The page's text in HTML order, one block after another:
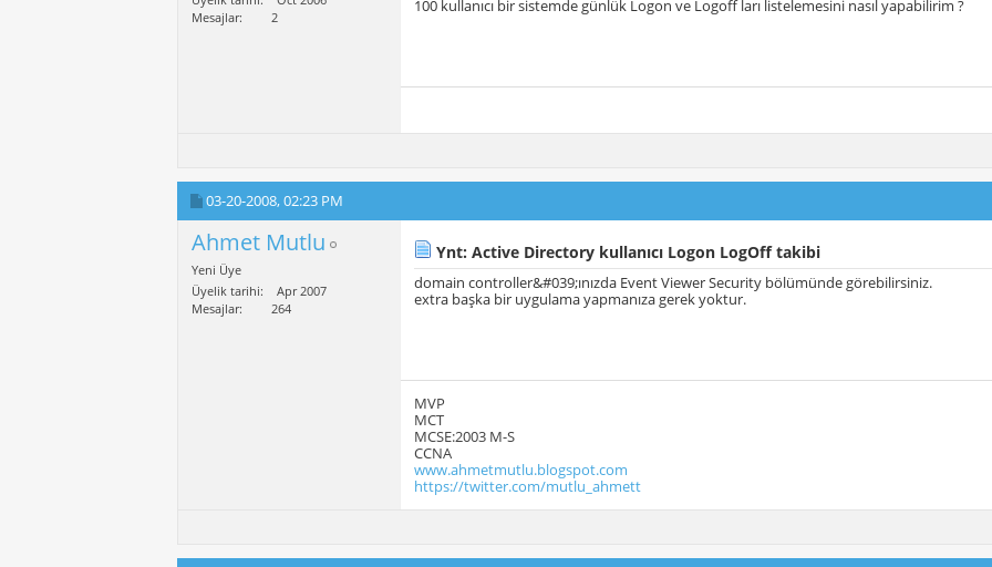
Mesajlar
2
100 kullanıcı bir sistemde günlük Logon ve Logoff ları listelemesini nasıl yapabilirim ?
03-20-2008,02:23 PM
Ahmet Mutlu
Yeni Üye
Üyelik tarihi
Apr 2007
Mesajlar
264
Ynt: Active Directory kullanıcı Logon LogOff takibi
domain controller&#039;ınızda Event Viewer Security bölümünde görebilirsiniz.
extra başka bir uygulama yapmanıza gerek yoktur.
MVP
MCT
MCSE:2003 M-S
CCNA
www.ahmetmutlu.blogspot.com
https://twitter.com/mutlu_ahmett